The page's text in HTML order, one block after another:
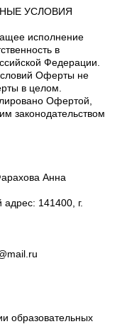
УСЛОВИЯ
исполнение
в
Федерации.
Оферты не
в целом.
Офертой,
законодательством
Анна
141400, г.
образовательных